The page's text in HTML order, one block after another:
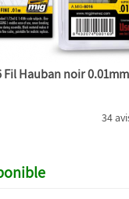
Fil Hauban noir
34